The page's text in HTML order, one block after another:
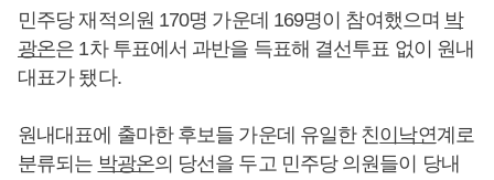
민주당 재적의원 170명 가운데 169명이 참여했으며 박
광온은 1차 투표에서 과반을 득표해 결선투표 없이 원내
대표가 됐다.
원내대표에 출마한 후보들 가운데 유일한 친이낙연계로
분류되는 박광온의 당선을 두고 민주당 의원들이 당내